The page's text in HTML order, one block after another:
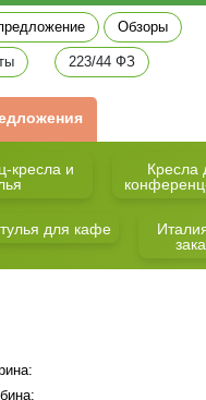
Обзоры
223/44 ФЗ
кресла и
Кресла
для кафе